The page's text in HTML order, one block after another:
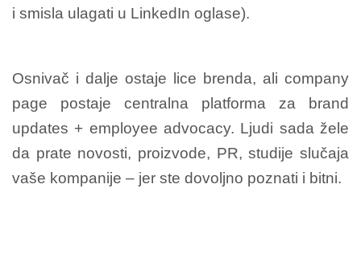
i smisla ulagati u LinkedIn oglase).
Osnivač i dalje ostaje lice brenda, ali company
page postaje centralna platforma za brand
updates + employee advocacy. Ljudi sada žele
da prate novosti, proizvode, PR, studije slučaja
vaše kompanije – jer ste dovoljno poznati i bitni.